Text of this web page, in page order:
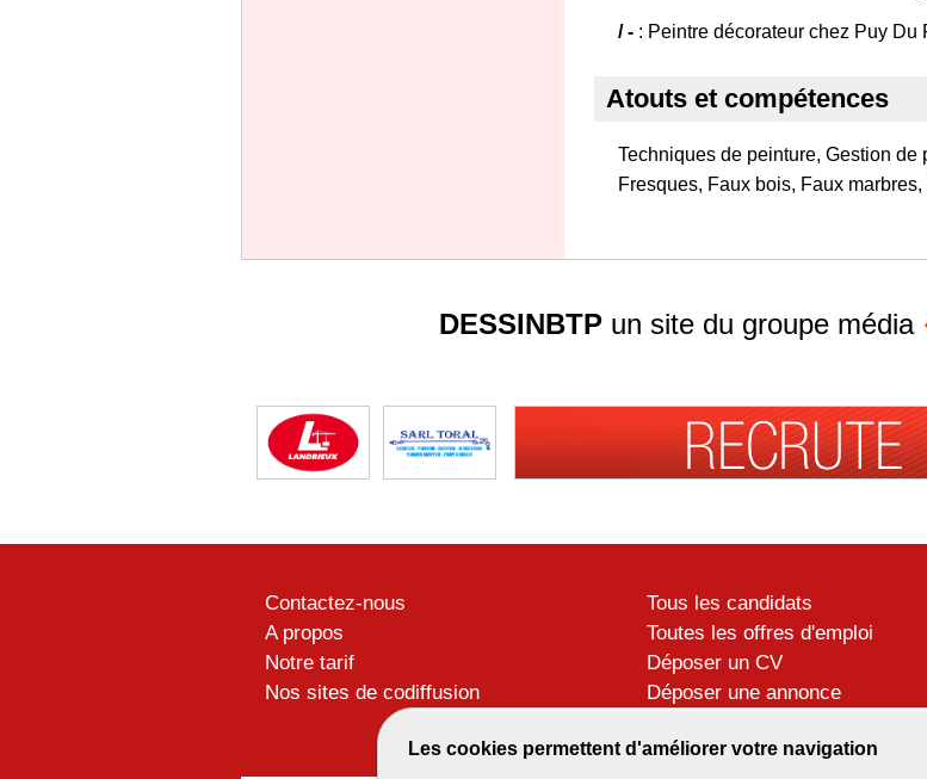
/ - : Peintre décorateur chez Puy Du
Atouts et compétences
Techniques de peinture, Gestion
Fresques, Faux bois, Faux
Les cookies permettent d'améliorer votre navigation
DESSINBTP un site du groupe média
Contactez-nous
A propos
Notre tarif
Nos sites de codiffusion
Tous les candidats
Toutes les offres d'emploi
Déposer un CV
Déposer une annonce